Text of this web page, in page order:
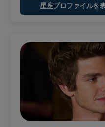
星座プロファイルを